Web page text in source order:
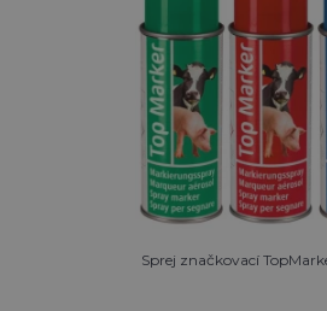
Sprej značkovací